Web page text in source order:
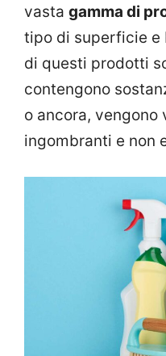
vasta gamma di
tipo di superficie e
di questi prodotti
contengono
o ancora,
ingombranti e non